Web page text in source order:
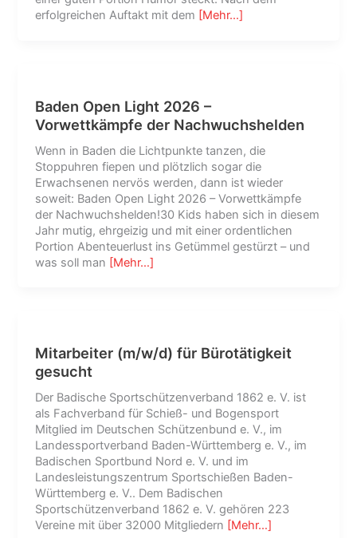
erfolgreichen Auftakt mit dem [Mehr…]
Baden Open Light 2026 –
Vorwettkämpfe der Nachwuchshelden
Wenn in Baden die Lichtpunkte tanzen, die
Stoppuhren fiepen und plötzlich sogar die
Erwachsenen nervös werden, dann ist wieder
soweit: Baden Open Light 2026 – Vorwettkämpfe
der Nachwuchshelden!30 Kids haben sich in diesem
Jahr mutig, ehrgeizig und mit einer ordentlichen
Portion Abenteuerlust ins Getümmel gestürzt – und
was soll man [Mehr…]
Mitarbeiter (m/w/d) für Bürotätigkeit
gesucht
Der Badische Sportschützenverband 1862 e. V. ist
als Fachverband für Schieß- und Bogensport
Mitglied im Deutschen Schützenbund e. V., im
Landessportverband Baden-Württemberg e. V., im
Badischen Sportbund Nord e. V. und im
Landesleistungszentrum Sportschießen Baden-
Württemberg e. V.. Dem Badischen
Sportschützenverband 1862 e. V. gehören 223
Vereine mit über 32000 Mitgliedern
[Mehr…]